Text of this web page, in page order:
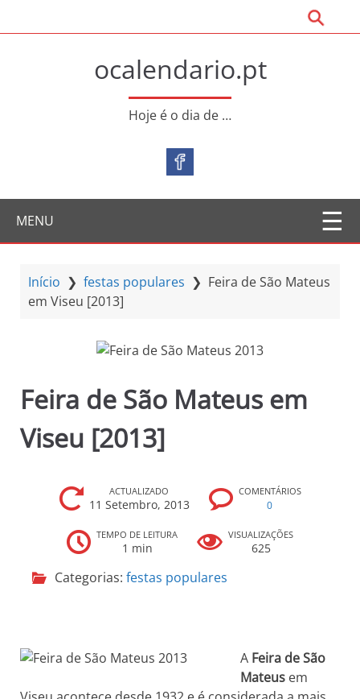
o
o
ocalendario.pt
Hoje é o dia de …
MENU
Início ❯ festas populares ❯ Feira de São Mateus
em Viseu [2013]
Feira de São Mateus em
Viseu [2013]
ACTUALIZADO
11 Setembro, 2013
COMENTÁRIOS
0
TEMPO DE LEITURA
1 min
VISUALIZAÇÕES
625
Categorias: festas populares
A Feira de São
Mateus em